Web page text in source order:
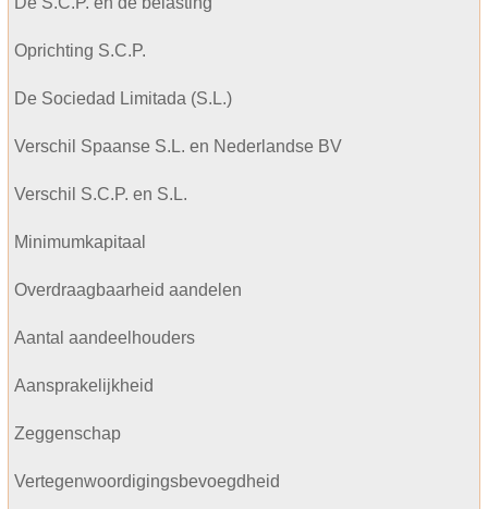
Oprichting S.C.P.
De Sociedad Limitada (S.L.)
Verschil Spaanse S.L. en Nederlandse BV
Verschil S.C.P. en S.L.
Minimumkapitaal
Overdraagbaarheid aandelen
Aantal aandeelhouders
Aansprakelijkheid
Zeggenschap
Vertegenwoordigingsbevoegdheid